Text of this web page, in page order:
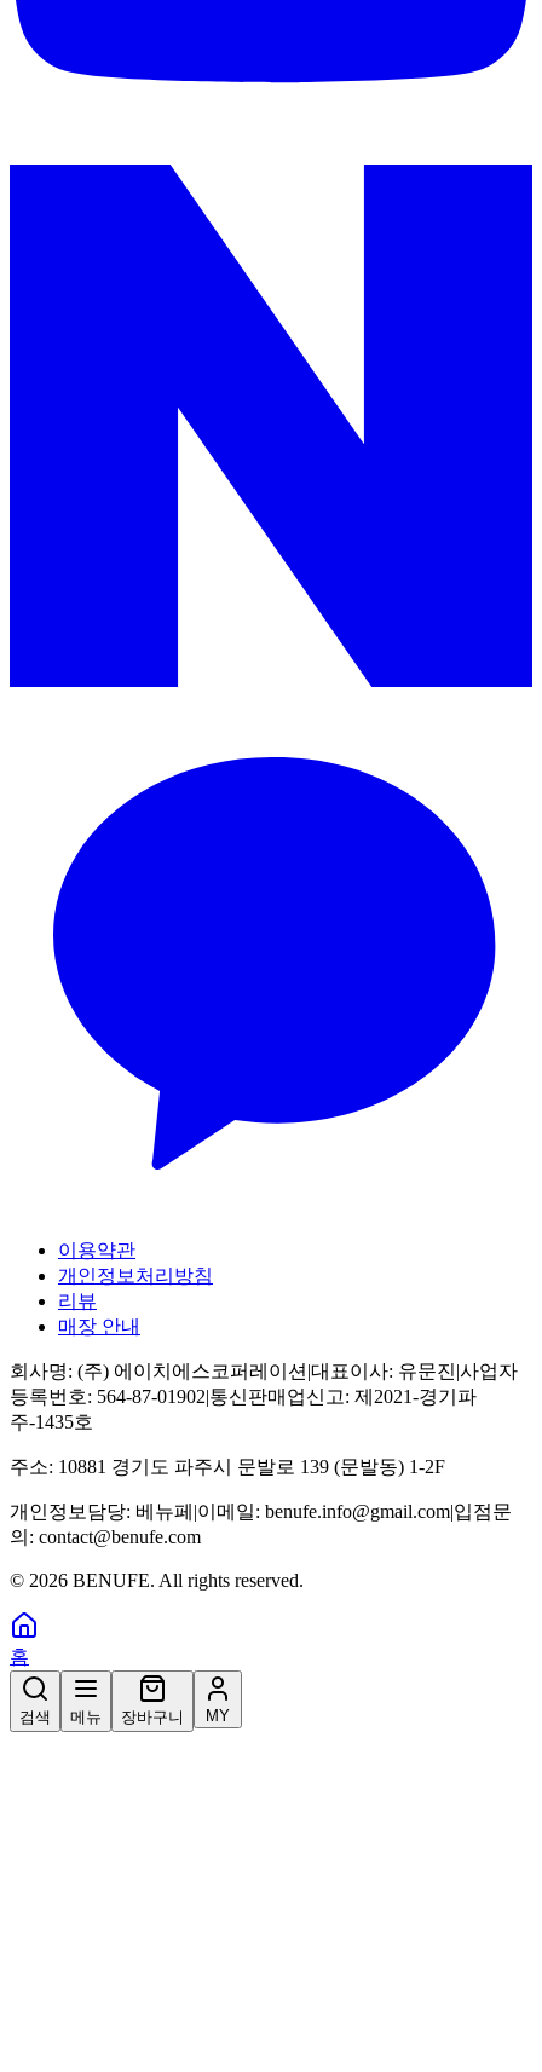
이용약관
개인정보처리방침
리뷰
매장 안내
회사명: (주) 에이치에스코퍼레이션 |대표이사: 유문진|사업자
등록번호: 564-87-01902|통신판매업신고: 제2021-경기파
주-1435호
주소: 10881 경기도 파주시 문발로 139 (문발동) 1-2F
개인정보담당: 베뉴페 |이메일: benufe.info@gmail.com|입점문
의: contact@benufe.com
© 2026 BENUFE. All rights reserved.
홈
검색 메뉴 장바구니 MY